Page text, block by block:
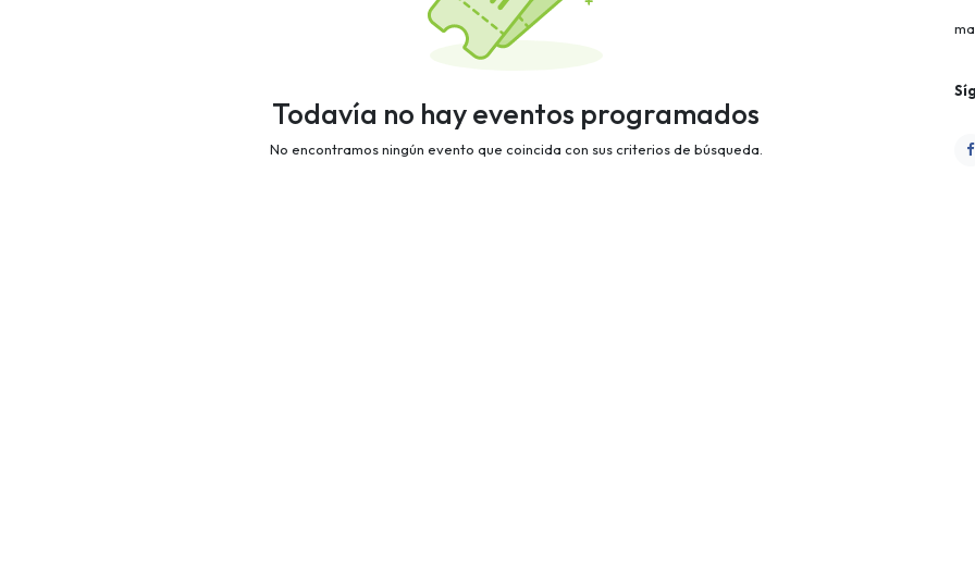
Todavía no hay eventos programados
No encontramos ningún evento que coincida con sus criterios de búsqueda.